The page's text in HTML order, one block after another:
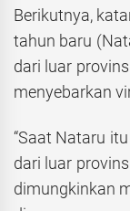
Berikutnya,
tahun baru
dari luar
menyebarkan
“Saat Nataru
dari luar
dimungkinkan